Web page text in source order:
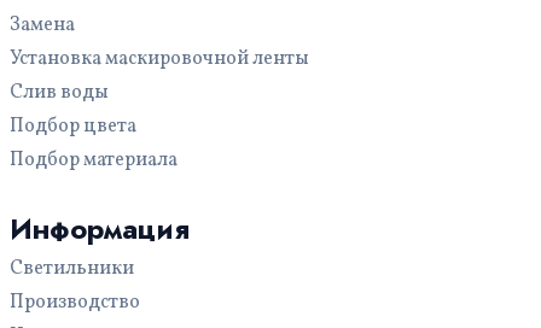
В комнату
В прихожую
В гостиную
В ванную
На кухню
Для бассейна
Кривые линии
С трековыми светильниками
С рисунком
Многоуровневые
С подсветкой
Замена
Установка маскировочной ленты
Слив воды
Подбор цвета
Подбор материала
Информация
Светильники
Производство